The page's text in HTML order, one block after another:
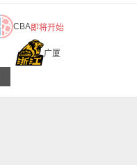
CBA即将开始
广厦